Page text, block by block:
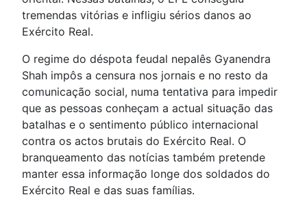
tremendas vitórias e infligiu sérios danos ao
Exército Real.
O regime do déspota feudal nepalês Gyanendra
Shah impôs a censura nos jornais e no resto da
comunicação social, numa tentativa para impedir
que as pessoas conheçam a actual situação das
batalhas e o sentimento público internacional
contra os actos brutais do Exército Real. O
branqueamento das notícias também pretende
manter essa informação longe dos soldados do
Exército Real e das suas famílias.